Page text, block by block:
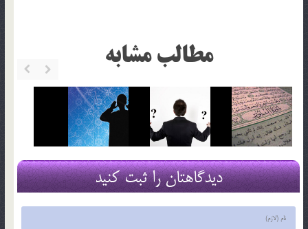
مطالب مشابه
دیدگاهتان را ثبت کنید